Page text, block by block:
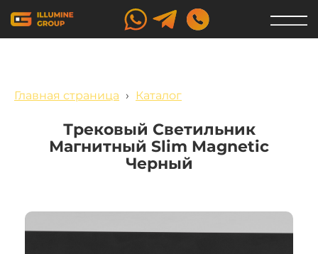
Главная страница › Каталог
Трековый Светильник
Магнитный Slim Magnetic
Черный